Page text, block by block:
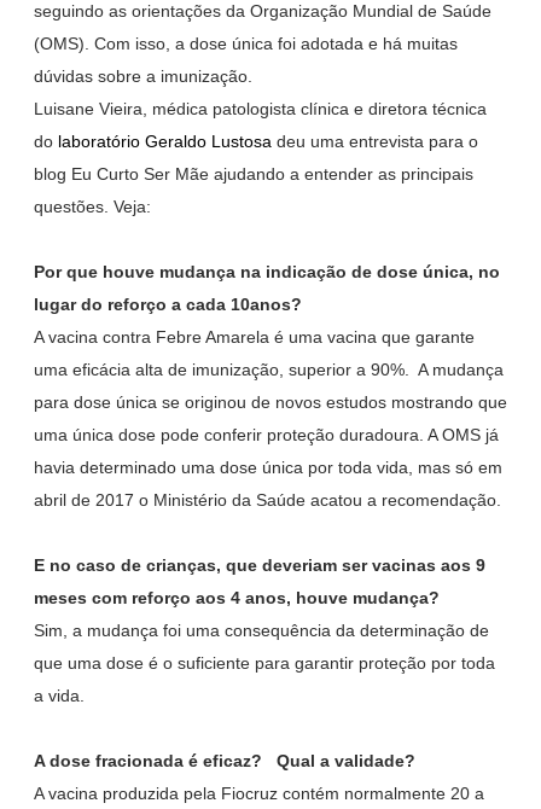
seguindo as orientações da Organização Mundial de Saúde
(OMS). Com isso, a dose única foi adotada e há muitas
dúvidas sobre a imunização.
Luisane Vieira, médica patologista clínica e diretora técnica
do laboratório Geraldo Lustosa deu uma entrevista para o
blog Eu Curto Ser Mãe ajudando a entender as principais
questões. Veja:
Por que houve mudança na indicação de dose única, no
lugar do reforço a cada 10anos?
A vacina contra Febre Amarela é uma vacina que garante
uma eficácia alta de imunização, superior a 90%. A mudança
para dose única se originou de novos estudos mostrando que
uma única dose pode conferir proteção duradoura. A OMS já
havia determinado uma dose única por toda vida, mas só em
abril de 2017 o Ministério da Saúde acatou a recomendação.
E no caso de crianças, que deveriam ser vacinas aos 9
meses com reforço aos 4 anos, houve mudança?
Sim, a mudança foi uma consequência da determinação de
que uma dose é o suficiente para garantir proteção por toda
a vida.
A dose fracionada é eficaz? Qual a validade?
A vacina produzida pela Fiocruz contém normalmente 20 a